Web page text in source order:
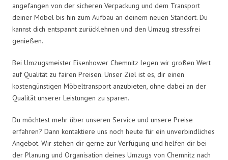
angefangen von der sicheren Verpackung und dem Transport
deiner Möbel bis hin zum Aufbau an deinem neuen Standort. Du
kannst dich entspannt zurücklehnen und den Umzug stressfrei
genießen.
Bei Umzugsmeister Eisenhower Chemnitz legen wir großen Wert
auf Qualität zu fairen Preisen. Unser Ziel ist es, dir einen
kostengünstigen Möbeltransport anzubieten, ohne dabei an der
Qualität unserer Leistungen zu sparen.
Du möchtest mehr über unseren Service und unsere Preise
erfahren? Dann kontaktiere uns noch heute für ein unverbindliches
Angebot. Wir stehen dir gerne zur Verfügung und helfen dir bei
der Planung und Organisation deines Umzugs von Chemnitz nach